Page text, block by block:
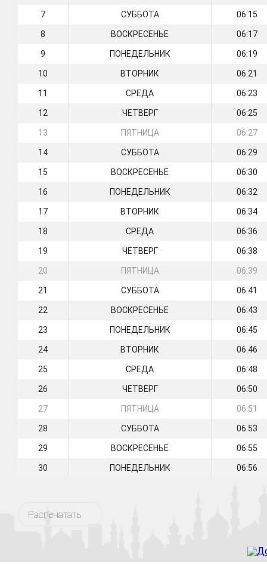
7 СУББОТА 06:15
8 ВОСКРЕСЕНЬЕ 06:17
9 ПОНЕДЕЛЬНИК 06:19
10 ВТОРНИК 06:21
11 СРЕДА 06:23
12 ЧЕТВЕРГ 06:25
13 ПЯТНИЦА 06:27
14 СУББОТА 06:29
15 ВОСКРЕСЕНЬЕ 06:30
16 ПОНЕДЕЛЬНИК 06:32
17 ВТОРНИК 06:34
18 СРЕДА 06:36
19 ЧЕТВЕРГ 06:38
20 ПЯТНИЦА 06:39
21 СУББОТА 06:41
22 ВОСКРЕСЕНЬЕ 06:43
23 ПОНЕДЕЛЬНИК 06:45
24 ВТОРНИК 06:46
25 СРЕДА 06:48
26 ЧЕТВЕРГ 06:50
27 ПЯТНИЦА 06:51
28 СУББОТА 06:53
29 ВОСКРЕСЕНЬЕ 06:55
30 ПОНЕДЕЛЬНИК 06:56
Распечатать